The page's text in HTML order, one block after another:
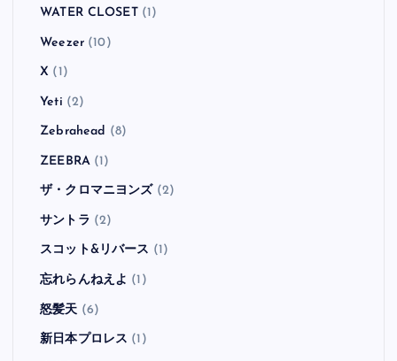
WATER CLOSET(1)
Weezer(10)
X (1)
Yeti (2)
Zebrahead (8)
ZEEBRA(1)
ザ・クロマニヨンズ (2)
サントラ (2)
スコット&リバース (1)
忘れらんねえよ (1)
怒髪天 (6)
新日本プロレス (1)